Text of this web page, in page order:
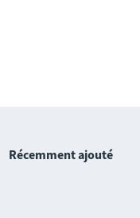
Récemment ajouté